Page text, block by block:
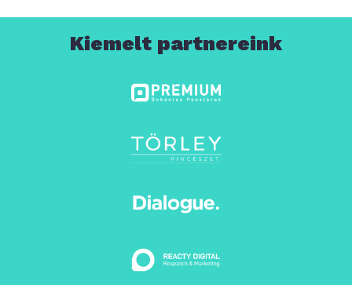
Kiemelt partnereink